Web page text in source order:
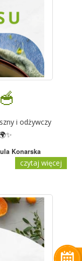
i odżywczy
Konarska
czytaj więcej